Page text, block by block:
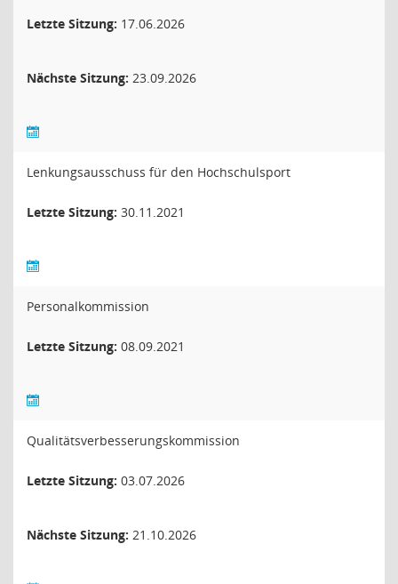
Letzte Sitzung: 17.06.2026
Nächste Sitzung: 23.09.2026
Lenkungsausschuss für den Hochschulsport
Letzte Sitzung: 30.11.2021
Personalkommission
Letzte Sitzung: 08.09.2021
Qualitätsverbesserungskommission
Letzte Sitzung: 03.07.2026
Nächste Sitzung: 21.10.2026